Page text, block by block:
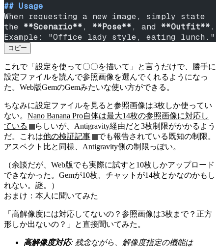
## Usage
When requesting a new image, simply state
the **Scenario**, **Pose**, and **Outfit**.
Example: "Office lady style, eating lunch."
コピー
これで「設定を使って〇〇を描いて」と言うだけで、勝手に
設定ファイルを読んで参照画像を選んでくれるようになっ
た。Web版GemのGemみたいな使い方ができる。
ちなみに設定ファイルを見ると参照画像は3枚しか使ってい
ない。 Nano Banana Pro自体は最大14枚の参照画像に対応し
ている
らしいが、Antigravity経由だと3枚制限がかかるよう
だ。これは他の検証記事
でも報告されている既知の制限。
アスペクト比と同様、Antigravity側の制限っぽい。
（余談だが、Web版でも実際に試すと10枚しかアップロード
できなかった。Gemが10枚、チャットが14枚とかなのかもし
れない。謎。）
おまけ：本人に聞いてみた
「高解像度には対応してないの？参照画像は3枚まで？正方
形しか出ないの？」と直接聞いてみた。
高解像度対応: 残念ながら、解像度指定の機能は